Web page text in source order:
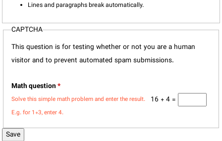
Lines and paragraphs break automatically.
CAPTCHA
This question is for testing whether or not you are a human
visitor and to prevent automated spam submissions.
Math question*
16 + 4 =
Solve this simple math problem and enter the result.
E.g. for 1+3, enter 4.